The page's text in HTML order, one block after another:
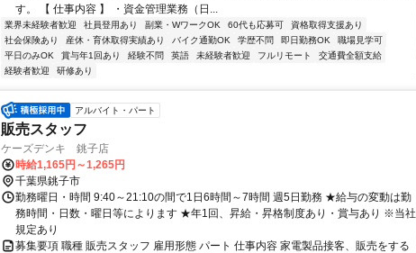
す。 【 仕事内容 】 ・資金管理業務（日...
業界未経験者歓迎 社員登用あり 副業・WワークOK 60代も応募可
資格取得支援あり
社会保険あり
産休・育休取得実績あり バイク通勤OK 学歴不問 即日勤務OK
職場見学可
平日のみOK
賞与年1回あり 経験不問 英語 未経験者歓迎 フルリモート
交通費全額支給
経験者歓迎
研修あり
アルバイト・パート
販売スタッフ
ケーズデンキ 銚子店
時給1,165円～1,265円
千葉県銚子市
勤務曜日・時間 9:40～21:10の間で1日6時間～7時間 週5日勤務 ★給与の変動は勤
務時間・日数・曜日等によります ★年1回、昇給・昇格制度あり・賞与あり ※当社
規定あり
募集要項 職種 販売スタッフ 雇用形態 パート 仕事内容 家電製品接客、販売をする